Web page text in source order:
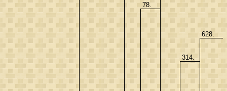
78.
314.
628.